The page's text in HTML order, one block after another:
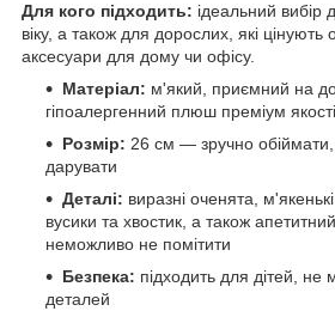
Для кого підходить: ідеальний вибір
віку, а також для дорослих, які цінують
аксесуари для дому чи офісу.
Матеріал: м'який, приємний на
гіпоалергенний плюш преміум якості
Розмір: 26 см — зручно
дарувати
Деталі: виразні оченята,
вусики та хвостик, а також
неможливо не помітити
Безпека: підходить для дітей, не
деталей